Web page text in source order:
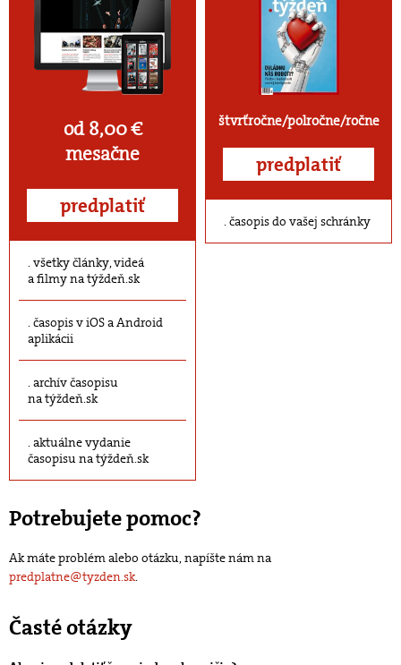
od 8,00 €
mesačne
predplatiť
všetky články, videá
a filmy na týždeň.sk
časopis v iOS a Android
aplikácii
archív časopisu
na týždeň.sk
aktuálne vydanie
časopisu na týždeň.sk
štvrťročne/polročne/ročne
predplatiť
časopis do vašej schránky
Potrebujete pomoc?
Ak máte problém alebo otázku, napíšte nám na
predplatne@tyzden.sk.
Časté otázky